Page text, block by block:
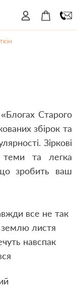
Старого
збірок та
Зіркові
теми та легка
зробить ваш
все не так
землю листя
навспак